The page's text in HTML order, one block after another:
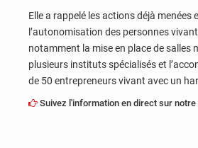
Elle a rappelé les actions déjà menées
l’autonomisation des personnes
notamment la mise en place de salles
plusieurs instituts spécialisés et
de 50 entrepreneurs vivant avec un
Suivez l'information en direct sur notre